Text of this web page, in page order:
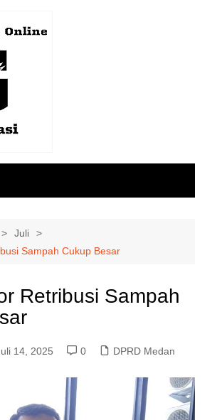
Juli
Sampah Cukup Besar
Retribusi Sampah
14, 2025 0 DPRD Medan